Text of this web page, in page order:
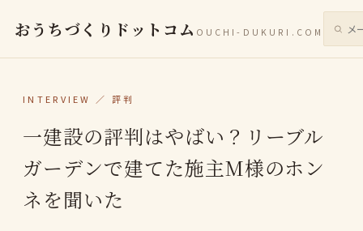
おうちづくりドットコム OUCHI-DUKURI.COM サイ
INTERVIEW ／ 評判
一建設の評判はやばい？リーブル
ガーデンで建てた施主M様のホン
ネを聞いた